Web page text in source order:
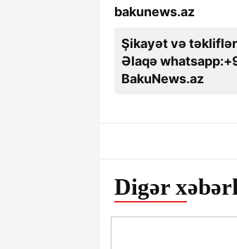
bakunews.az
Şikayət və
Əlaqə
BakuNews.az
Digər